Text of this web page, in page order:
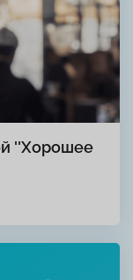
''Хорошее